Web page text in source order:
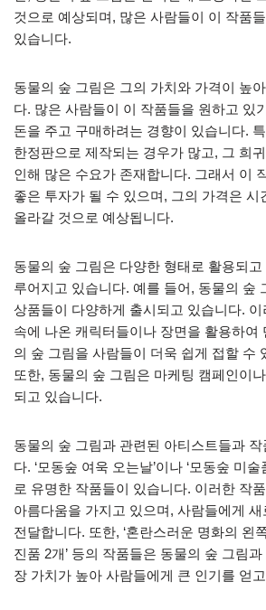
것으로 예상되며, 많은 사람들이 이 작품
있습니다.
동물의 숲 그림은 그의 가치와 가격이 높
다. 많은 사람들이 이 작품들을 원하고 있
돈을 주고 구매하려는 경향이 있습니다.
한정판으로 제작되는 경우가 많고, 그 희
인해 많은 수요가 존재합니다. 그래서 이
좋은 투자가 될 수 있으며, 그의 가격은 시
올라갈 것으로 예상됩니다.
동물의 숲 그림은 다양한 형태로 활용되
루어지고 있습니다. 예를 들어, 동물의 숲
상품들이 다양하게 출시되고 있습니다.
속에 나온 캐릭터들이나 장면을 활용하여
의 숲 그림을 사람들이 더욱 쉽게 접할 수
또한, 동물의 숲 그림은 마케팅 캠페인이
되고 있습니다.
동물의 숲 그림과 관련된 아티스트들과
다. ‘모동숲 여욱 오는날’이나 ‘모동숲 미
로 유명한 작품들이 있습니다. 이러한 작
아름다움을 가지고 있으며, 사람들에게
전달합니다. 또한, ‘혼란스러운 명화의 왼
진품 2개’ 등의 작품들은 동물의 숲 그림
장 가치가 높아 사람들에게 큰 인기를 얻